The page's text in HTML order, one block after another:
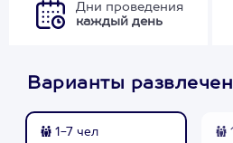
Дни проведения
каждый день
Варианты
1-7 чел